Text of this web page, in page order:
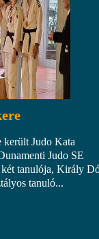
került Judo Kata
Judo SE
két tanulója, Király
tanuló...